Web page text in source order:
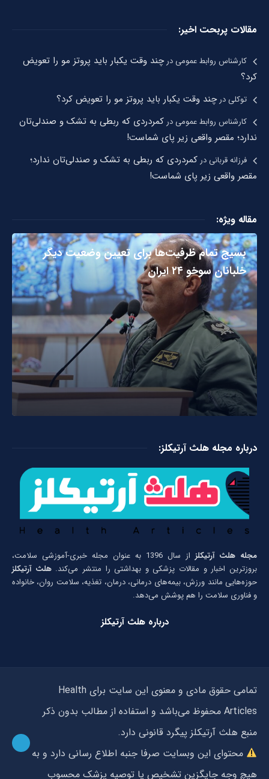
مقالات پربحت اخیر:
کارشناس روابط عمومیدرچند وقت یکبار باید پروتز مو را تعویض
کرد؟
توکلیدرچند وقت یکبار باید پروتز مو را تعویض کرد؟
کارشناس روابط عمومیدر کمردردی که ربطی به تشک و صندلی‌تان
ندارد؛ مقصر واقعی زیر پای شماست!
فرزانه قربانیدر کمردردی که ربطی به تشک و صندلی‌تان ندارد؛
مقصر واقعی زیر پای شماست!
مقاله ویژه:
بسیج تمام ظرفیت‌ها برای تعیین وضعیت دیگر
خلبانان سوخو ۲۴ ایران
درباره مجله هلث آرتیکلز:
مجله هلث آرتیکلز
از سال 1396 به عنوان مجله خبری-آموزشی سلامت،
بروزترین اخبار و مقالات پزشکی و بهداشتی را منتشر می‌کند.هلث آرتیکلز
حوزه‌هایی مانند ورزش، بیمه‌های درمانی، درمان، تغذیه، سلامت روان، خانواده
و فناوری سلامت را هم پوشش می‌دهد.
درباره هلث آرتیکلز
تمامی حقوق مادی و معنوی این سایت برای Health
Articles محفوظ می‌باشد و استفاده از مطالب بدون ذکر
منبع هلث آرتیکلز پیگرد قانونی دارد.
محتوای این وبسایت صرفا جنبه اطلاع رسانی دارد و به
هیچ وجه جایگزین تشخیص یا توصیه پزشک محسوب